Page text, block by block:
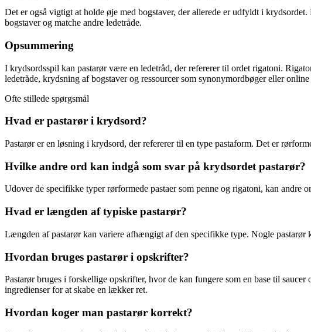
Det er også vigtigt at holde øje med bogstaver, der allerede er udfyldt i
bogstaver og matche andre ledetråde.
Opsummering
I krydsordsspil kan pastarør være en ledetråd, der refererer til ordet rigatoni.
ledetråde, krydsning af bogstaver og ressourcer som synonymordbøger eller
Ofte stillede spørgsmål
Hvad er pastarør i krydsord?
Pastarør er en løsning i krydsord, der refererer til en type pastaform. Det er
Hvilke andre ord kan indgå som svar på krydsordet pastarør?
Udover de specifikke typer rørformede pastaer som penne og rigatoni, kan andre
Hvad er længden af typiske pastarør?
Længden af pastarør kan variere afhængigt af den specifikke type. Nogle
Hvordan bruges pastarør i opskrifter?
Pastarør bruges i forskellige opskrifter, hvor de kan fungere som en base til
ingredienser for at skabe en lækker ret.
Hvordan koger man pastarør korrekt?